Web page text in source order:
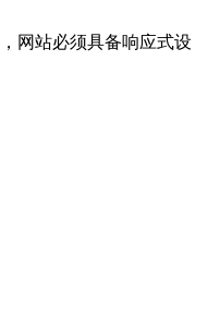
网站必须具备响应式设